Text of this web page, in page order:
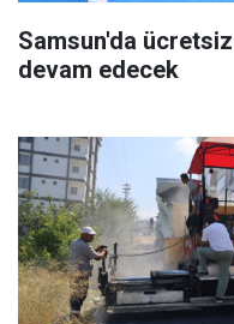
Samsun'da
devam edecek